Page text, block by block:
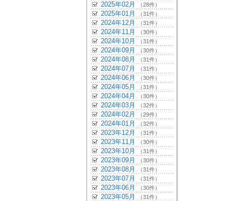
2025年02月 （28件）
2025年01月 （31件）
2024年12月 （31件）
2024年11月 （30件）
2024年10月 （31件）
2024年09月 （30件）
2024年08月 （31件）
2024年07月 （31件）
2024年06月 （30件）
2024年05月 （31件）
2024年04月 （30件）
2024年03月 （32件）
2024年02月 （29件）
2024年01月 （32件）
2023年12月 （31件）
2023年11月 （30件）
2023年10月 （31件）
2023年09月 （30件）
2023年08月 （31件）
2023年07月 （31件）
2023年06月 （30件）
2023年05月 （31件）